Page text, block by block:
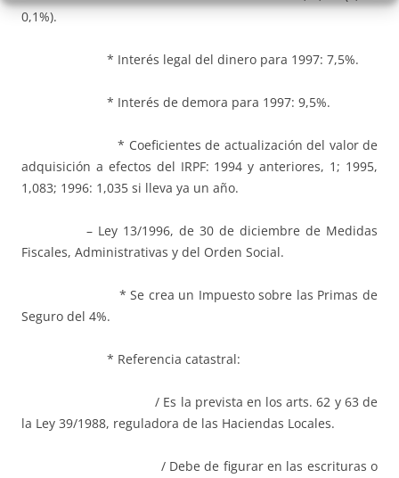
0,1%).
* Interés legal del dinero para 1997: 7,5%.
* Interés de demora para 1997: 9,5%.
* Coeficientes de actualización del valor de
adquisición a efectos del IRPF: 1994 y anteriores, 1; 1995,
1,083; 1996: 1,035 si lleva ya un año.
– Ley 13/1996, de 30 de diciembre de Medidas
Fiscales, Administrativas y del Orden Social.
* Se crea un Impuesto sobre las Primas de
Seguro del 4%.
* Referencia catastral:
/ Es la prevista en los arts. 62 y 63 de
la Ley 39/1988, reguladora de las Haciendas Locales.
/ Debe de figurar en las escrituras o